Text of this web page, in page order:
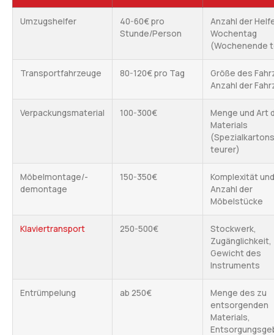
Umzugshelfer
40-60€ pro
Stunde/Person
Anzahl der
Wochentag
(Wochenende
Transportfahrzeuge 80-120€ pro Tag
Größe des
Anzahl der
Verpackungsmaterial 100-300€
Menge und Art
Materials
(Spezialkartons
teurer)
Möbelmontage/-
demontage
150-350€
Komplexität und
Anzahl der
Möbelstücke
Klaviertransport 250-500€
Stockwerk,
Zugänglichkeit,
Gewicht des
Instruments
Entrümpelung ab 250€
Menge des zu
entsorgenden
Materials,